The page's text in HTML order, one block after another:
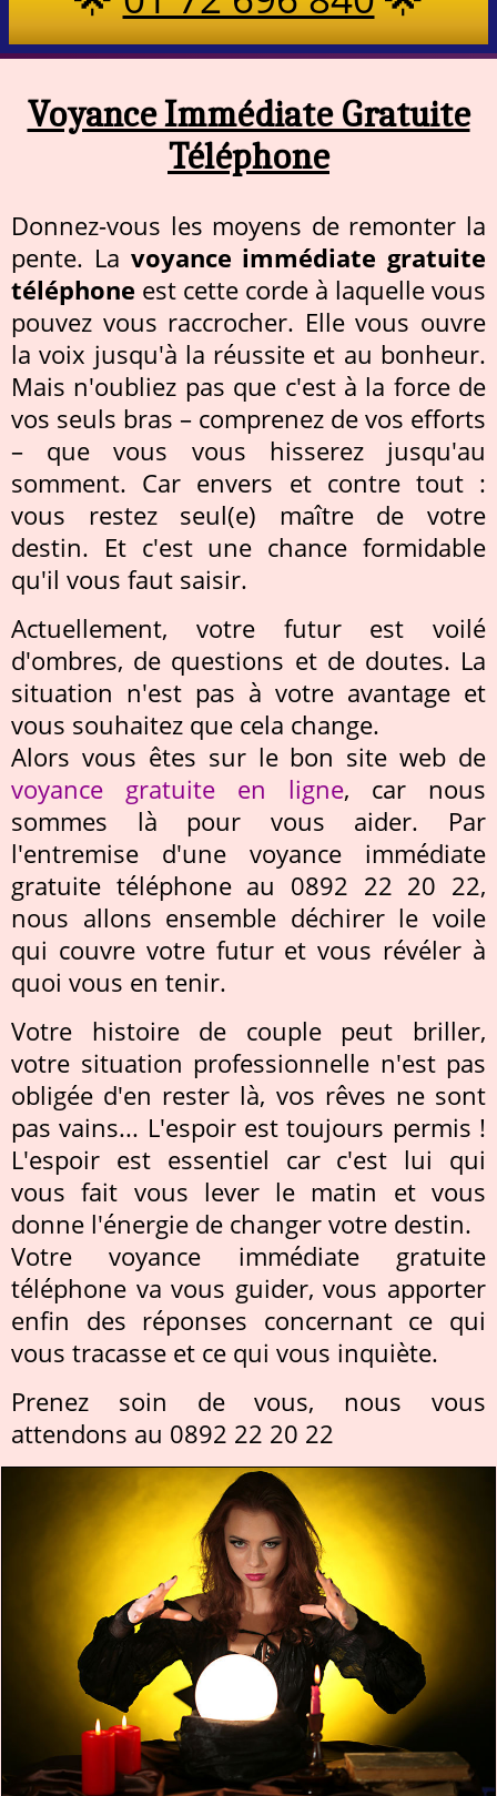
Voyance Immédiate Gratuite
Téléphone
Donnez-vous les moyens de remonter la
pente. La voyance immédiate gratuite
téléphone est cette corde à laquelle vous
pouvez vous raccrocher. Elle vous ouvre
la voix jusqu'à la réussite et au bonheur.
Mais n'oubliez pas que c'est à la force de
vos seuls bras – comprenez de vos efforts
– que vous vous hisserez jusqu'au
somment. Car envers et contre tout :
vous restez seul(e) maître de votre
destin. Et c'est une chance formidable
qu'il vous faut saisir.
Actuellement, votre futur est voilé
d'ombres, de questions et de doutes. La
situation n'est pas à votre avantage et
vous souhaitez que cela change.
Alors vous êtes sur le bon site web de
voyance gratuite en ligne, car nous
sommes là pour vous aider. Par
l'entremise d'une voyance immédiate
gratuite téléphone au 0892 22 20 22,
nous allons ensemble déchirer le voile
qui couvre votre futur et vous révéler à
quoi vous en tenir.
Votre histoire de couple peut briller,
votre situation professionnelle n'est pas
obligée d'en rester là, vos rêves ne sont
pas vains... L'espoir est toujours permis !
L'espoir est essentiel car c'est lui qui
vous fait vous lever le matin et vous
donne l'énergie de changer votre destin.
Votre voyance immédiate gratuite
téléphone va vous guider, vous apporter
enfin des réponses concernant ce qui
vous tracasse et ce qui vous inquiète.
Prenez soin de vous, nous vous
attendons au 0892 22 20 22